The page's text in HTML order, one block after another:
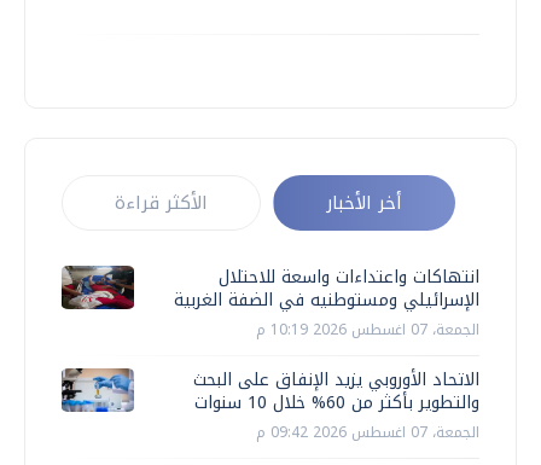
أخر الأخبار الأكثر قراءة
انتهاكات واعتداءات واسعة للاحتلال
الإسرائيلي ومستوطنيه في الضفة الغربية
الجمعة، 07 اغسطس 2026 10:19 م
الاتحاد الأوروبي يزيد الإنفاق على البحث
والتطوير بأكثر من 60% خلال 10 سنوات
الجمعة، 07 اغسطس 2026 09:42 م